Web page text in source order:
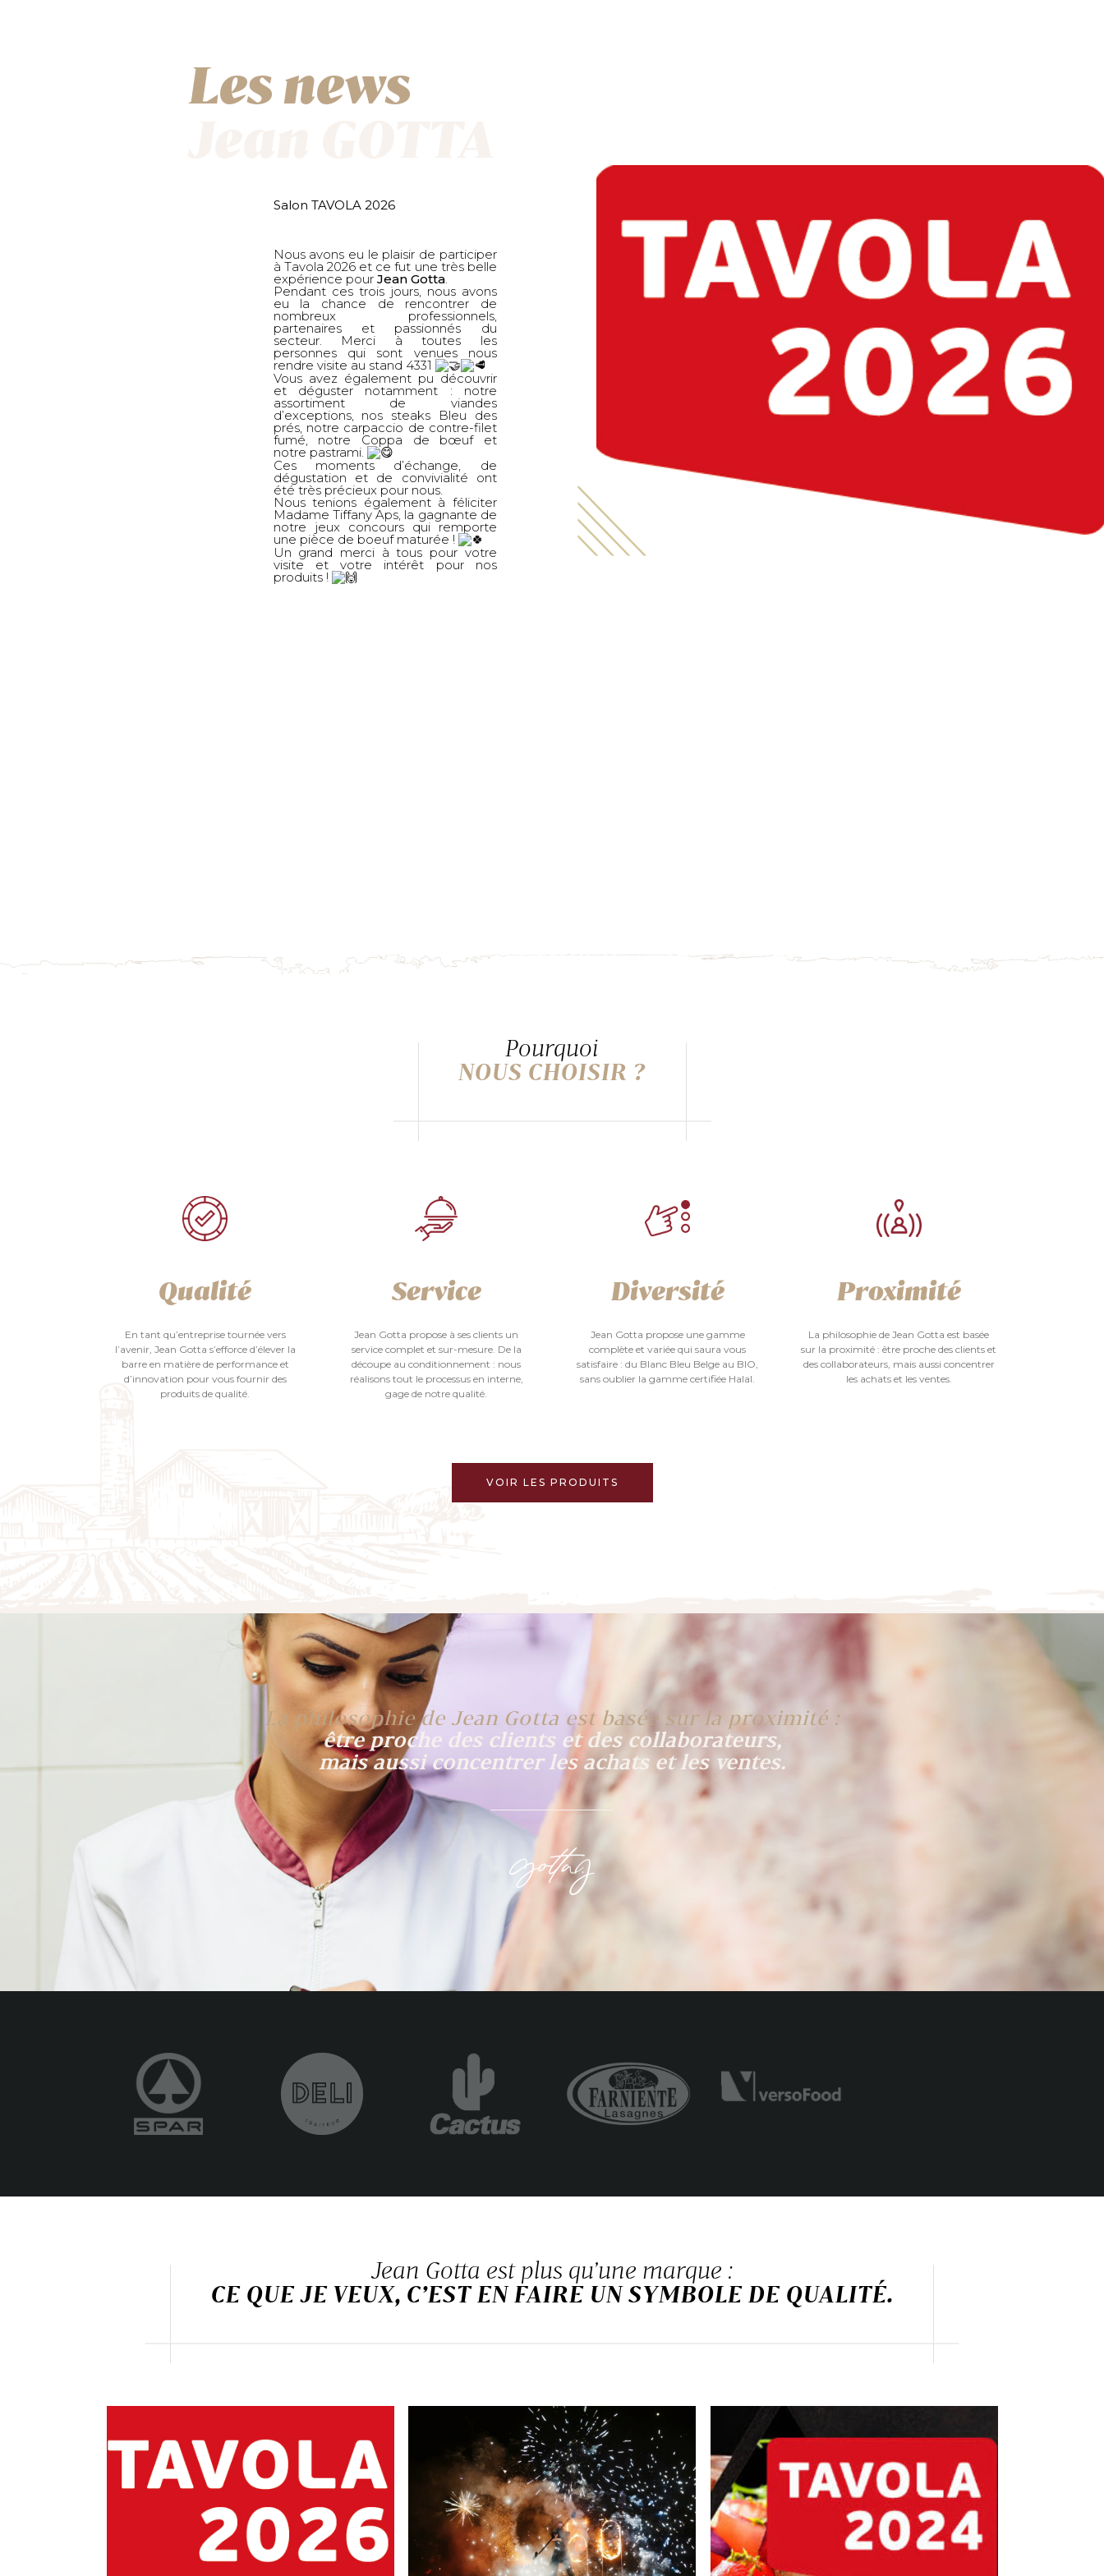
Les news
Salon TAVOLA 2026
Nous avons eu le plaisir de participer
à Tavola 2026 et ce fut une très belle
expérience pourJean Gotta.
Pendant ces trois jours, nous avons
eu la chance de rencontrer de
nombreux professionnels,
partenaires et passionnés du
secteur. Merci à toutes les
personnes qui sont venues nous
rendre visite au stand 4331
Vous avez également pu découvrir
et déguster notamment : notre
assortiment de viandes
d’exceptions, nos steaks Bleu des
prés, notre carpaccio de contre-filet
fumé, notre Coppa de bœuf et
notre pastrami.
Ces moments d’échange, de
dégustation et de convivialité ont
été très précieux pour nous.
Nous tenions également à féliciter
Madame Tiffany Aps, la gagnante de
notre jeux concours qui remporte
une pièce de boeuf maturée !
Un grand merci à tous pour votre
visite et votre intérêt pour nos
produits !
Pourquoi
NOUS CHOISIR ?
Qualité
En tant qu’entreprise tournée vers
l’avenir, Jean Gotta s’efforce d’élever la
barre en matière de performance et
d’innovation pour vous fournir des
produits de qualité.
Service
Jean Gotta propose à ses clients un
service complet et sur-mesure. De la
découpe au conditionnement : nous
réalisons tout le processus en interne,
gage de notre qualité.
Diversité
Jean Gotta propose une gamme
complète et variée qui saura vous
satisfaire : du Blanc Bleu Belge au BIO,
sans oublier la gamme certifiée Halal.
Proximité
La philosophie de Jean Gotta est basée
sur la proximité : être proche des clients et
des collaborateurs, mais aussi concentrer
les achats et les ventes.
VOIR LES PRODUITS
La philosophie de Jean Gotta est basée sur la proximité :
être proche des clients et des collaborateurs,
mais aussi concentrer les achats et les ventes.
Jean Gotta est plus qu’une marque :
CE QUE JE VEUX, C’EST EN FAIRE UN SYMBOLE DE QUALITÉ.